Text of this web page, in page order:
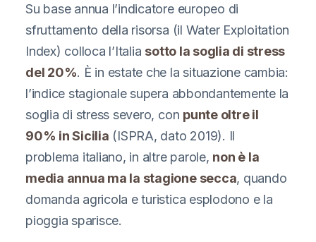
Su base annua l’indicatore europeo di
sfruttamento della risorsa (il Water Exploitation
Index) colloca l’Italia sotto la soglia di stress
del 20%. È in estate che la situazione cambia:
l’indice stagionale supera abbondantemente la
soglia di stress severo, con punte oltre il
90% in Sicilia (ISPRA, dato 2019). Il
problema italiano, in altre parole, non è la
media annua ma la stagione secca, quando
domanda agricola e turistica esplodono e la
pioggia sparisce.